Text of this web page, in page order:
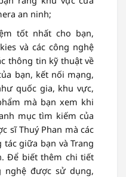
an ninh;
tốt nhất cho bạn,
và các công nghệ
thông tin kỹ thuật về
bạn, kết nối mạng,
quốc gia, khu vực,
mà bạn xem khi
mục tìm kiếm của
sĩ Thuý Phan mà các
giữa bạn và Trang
Để biết thêm chi tiết
nghệ được sử dụng,